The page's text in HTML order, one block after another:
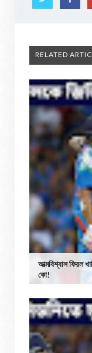
RELATED
আত্মবিশ্বাস ফিরল
কো!